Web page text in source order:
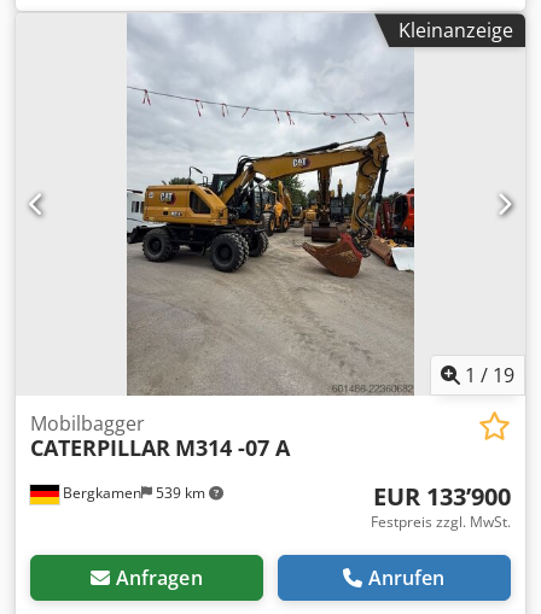
Gerne nehmen wir Ihr gebrauchtes Fahrzeug in Zahlung.
Finanzierung direkt bei uns im Hause möglich. GOLEC
NUTZFAHRZEUGE GMBH Wir sprechen: Deutsch, English,
Spanish, Polnisch, Ukrainisch, Russisch, Bulgarisch.
Credszn D Rgjpfx Afdef ----.
* Top Zustand * Schaufel 4.5 cbm
Kleinanzeige
1 / 19
Bergkamen 539 km
Mobilbagger
CATERPILLAR M314 -07 A
EUR 133’900
Festpreis zzgl. MwSt.
Anfragen Anrufen